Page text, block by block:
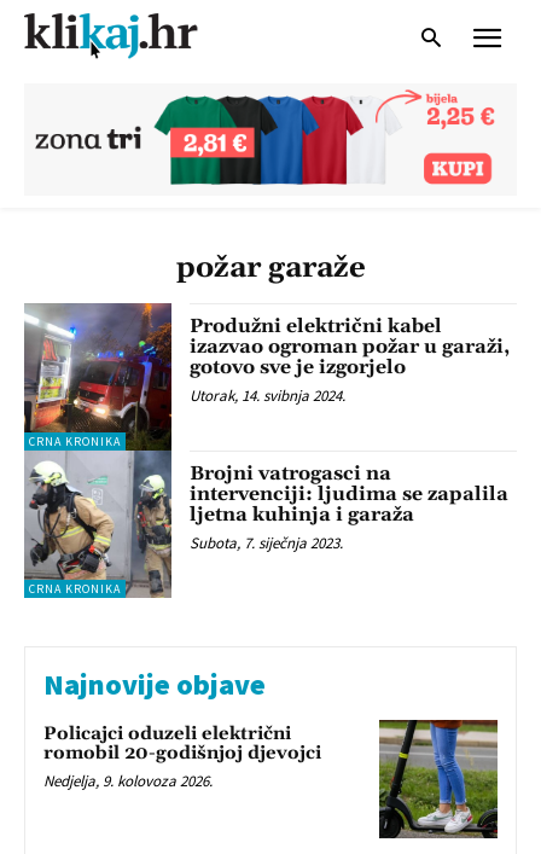
požar garaže
CRNA KRONIKA
Produžni električni kabel
izazvao ogroman požar u garaži,
gotovo sve je izgorjelo
Utorak, 14. svibnja 2024.
CRNA KRONIKA
Brojni vatrogasci na
intervenciji: ljudima se zapalila
ljetna kuhinja i garaža
Subota, 7. siječnja 2023.
Najnovije objave
Policajci oduzeli električni
romobil 20-godišnjoj djevojci
Nedjelja, 9. kolovoza 2026.